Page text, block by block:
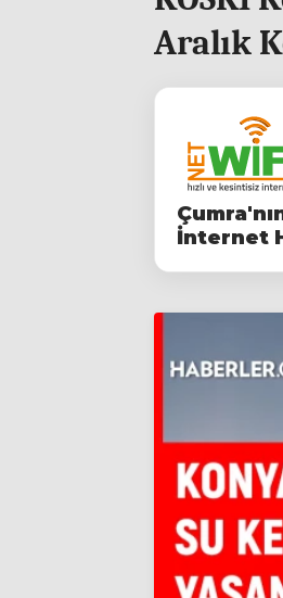
Aralık
İnternet